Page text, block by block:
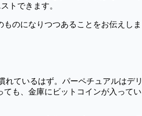
トできます。
のになりつつあることをお伝えし
ているはず。パーペチュアルはデ
も、金庫にビットコインが入って